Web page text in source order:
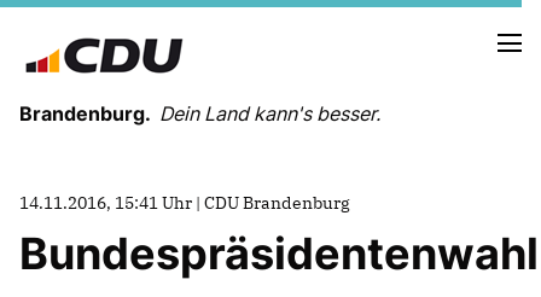
Brandenburg. Dein Land kann's besser.
MELDUNGEN
14.11.2016, 15:41 Uhr | CDU Brandenburg
Bundespräsidentenwahl